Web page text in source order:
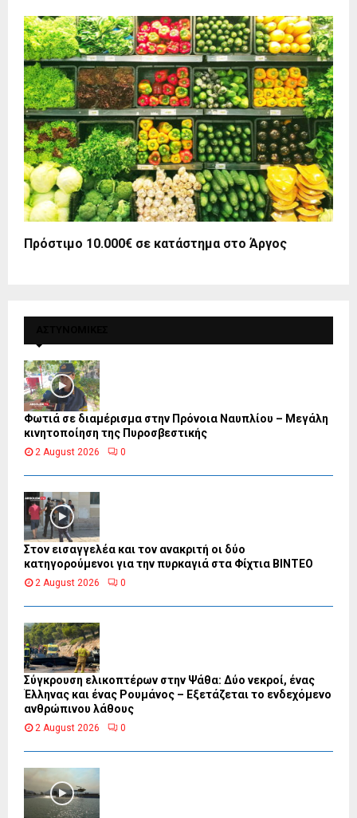
Πρόστιμο 10.000€ σε κατάστημα στο Άργος
Φωτιά σε διαμέρισμα στην Πρόνοια Ναυπλίου – Μεγάλη
κινητοποίηση της Πυροσβεστικής
2 August 2026 0
Στον εισαγγελέα και τον ανακριτή οι δύο
κατηγορούμενοι για την πυρκαγιά στα Φίχτια ΒΙΝΤΕΟ
2 August 2026 0
Σύγκρουση ελικοπτέρων στην Ψάθα: Δύο νεκροί, ένας
Έλληνας και ένας Ρουμάνος – Εξετάζεται το ενδεχόμενο
ανθρώπινου λάθους
2 August 2026 0